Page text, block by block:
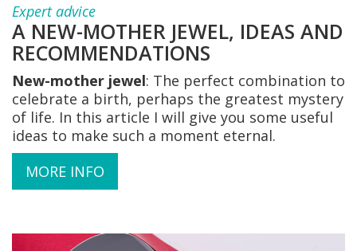
Expert advice
A NEW-MOTHER JEWEL, IDEAS AND
RECOMMENDATIONS
New-mother jewel: The perfect combination to
celebrate a birth, perhaps the greatest mystery
of life. In this article I will give you some useful
ideas to make such a moment eternal.
MORE INFO